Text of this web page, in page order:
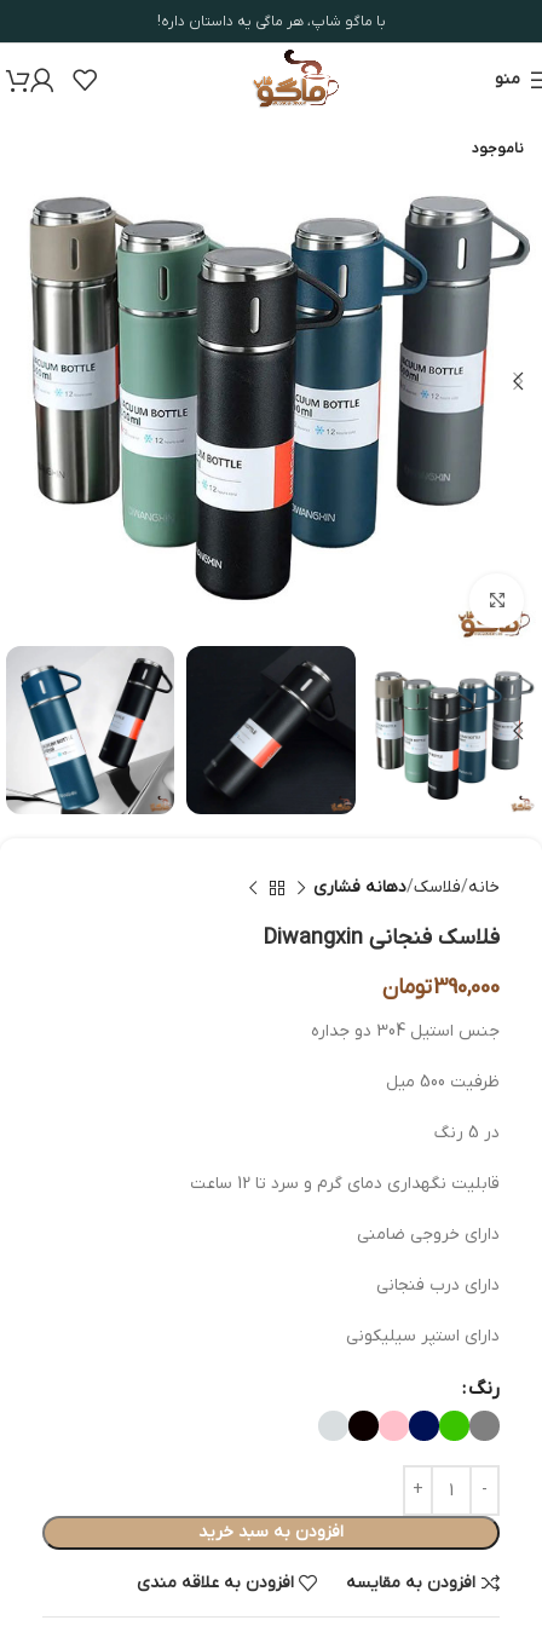
با ماگو شاپ، هر ماگی یه داستان داره!
منو
ناموجود
خانه فلاسک دهانه فشاری
فلاسک فنجانی Diwangxin
390,000تومان
جنس استیل 304 دو جداره
ظرفیت 500 میل
در 5 رنگ
قابلیت نگهداری دمای گرم و سرد تا 12 ساعت
دارای خروجی ضامنی
دارای درب فنجانی
دارای استپر سیلیکونی
رنگ
افزودن به سبد خرید
افزودن به مقایسه افزودن به علاقه مندی